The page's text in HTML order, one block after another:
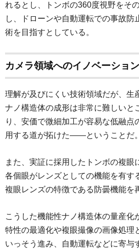
れるとし、トンボの360度視野をそ
し、ドローンや自動運転での事故防
術を目指すとしている。
カメラ領域へのイノベーショ
理解が及びにくい技術領域だが、生
ナノ構造体の成形は非常に難しいと
り、安価で微細加工が容易な低融点
用する道が拓けた――ということだ。
また、実証に採用したトンボの複眼
各個眼がレンズとしての機能を有す
複眼レンズの特徴である防曇機能を
こうした機能性ナノ構造体の量産化
特性の最適化や複眼撮像の画像処理
いっそう進み、自動運転などに寄与